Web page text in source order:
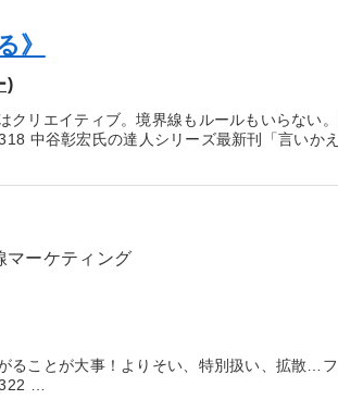
》
)
クリエイティブ。境界線もルールもいらない
中谷彰宏氏の達人シリーズ最新刊「言いか
マーケティング
ることが大事！よりそい、特別扱い、拡散…
…